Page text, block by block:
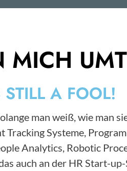
A FOOL!
man weiß, wie man
Tracking Systeme,
Analytics, Robotic
auch an der HR Start-